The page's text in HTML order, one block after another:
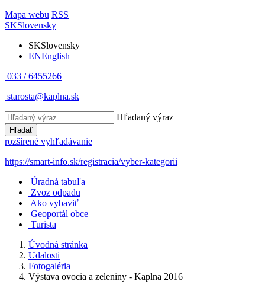
Mapa webu RSS
SKSlovensky
SKSlovensky
ENEnglish
033 / 6455266
starosta@kaplna.sk
Hľadaný výraz
Hľadať
rozšírené vyhľadávanie
https://smart-info.sk/registracia/vyber-kategorii
Úradná tabuľa
Zvoz odpadu
Ako vybaviť
Geoportál obce
Turista
Úvodná stránka
Udalosti
Fotogaléria
Výstava ovocia a zeleniny - Kaplna 2016